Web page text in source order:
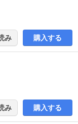
み 購入する
み 購入する